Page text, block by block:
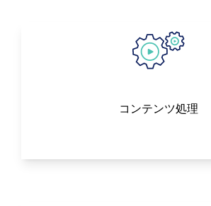
コンテンツ処理